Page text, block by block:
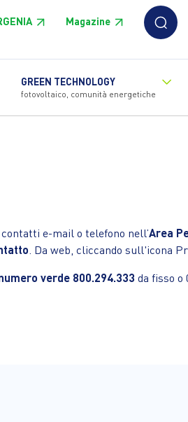
Magazine
GREEN TECHNOLOGY
fotovoltaico, comunità energetiche
e-mail o telefono nell’Area
. Da web, cliccando sull'icona
verde 800.294.333 da fisso o